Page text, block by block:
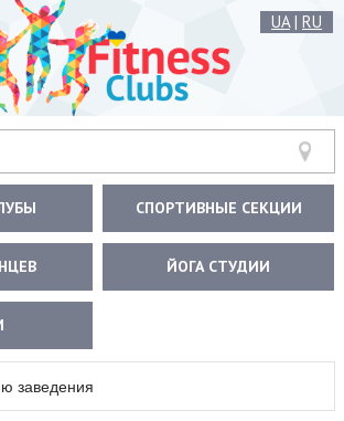
UA| RU
СПОРТИВНЫЕ СЕКЦИИ
ЙОГА СТУДИИ